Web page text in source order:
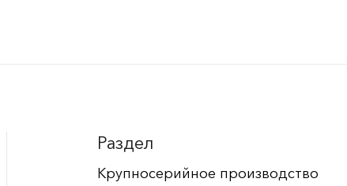
Раздел
Крупносерийное производство